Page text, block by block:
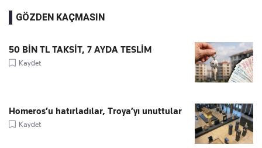
GÖZDEN KAÇMASIN
50 BİN TL TAKSİT, 7 AYDA TESLİM
Kaydet
Homeros’u hatırladılar, Troya’yı unuttular
Kaydet